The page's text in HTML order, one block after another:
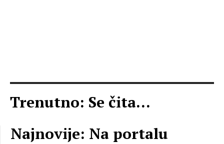
Trenutno: Se čita...
Najnovije: Na portalu